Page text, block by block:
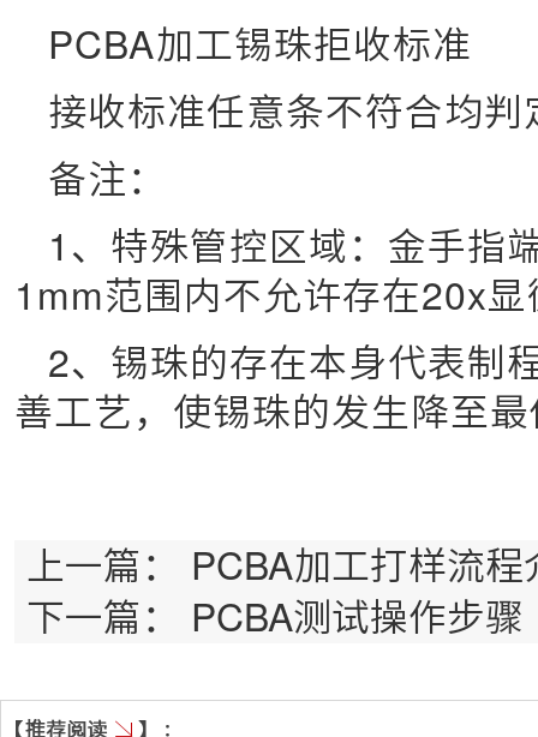
PCBA加工锡珠拒收标准
接收标准任意条不符合均判
备注：
1、特殊管控区域：金手指
1mm范围内不允许存在20x
2、锡珠的存在本身代表制
善工艺，使锡珠的发生降至
上一篇： PCBA加工打样流程
下一篇： PCBA测试操作步骤